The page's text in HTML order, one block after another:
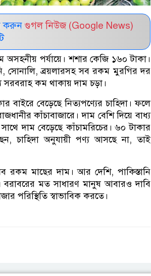
করুন গুগল নিউজ (Google News)
অসহনীয় পর্যায়ে। শশার কেজি ১৬০ টাকা।
সোনালি, ব্রয়লারসহ সব রকম মুরগির দর
সরবরাহ কম থাকায় দাম চড়া।
বাইরে বেড়েছে নিত্যপণ্যের চাহিদা। ফলে
কাঁচাবাজারে। দাম বেশি দিয়ে বাধ্য
দাম বেড়েছে কাঁচামরিচের। ৬০ টাকার
চাহিদা অনুযায়ী পণ্য আসছে না, তাই
রকম মাছের দাম। আর দেশি, পাকিস্তানি
বরাবরের মত সাধারণ মানুষ আবারও দাবি
পরিস্থিতি স্বাভাবিক করতে।